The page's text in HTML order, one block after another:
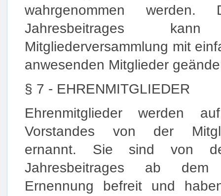
wahrgenommen
Jahresbeitrages
Mitgliederversammlung mit
anwesenden Mitglieder
§ 7 - EHRENMITGLIEDER
Ehrenmitglieder werden
Vorstandes von der
ernannt. Sie sind von
Jahresbeitrages ab
Ernennung befreit und